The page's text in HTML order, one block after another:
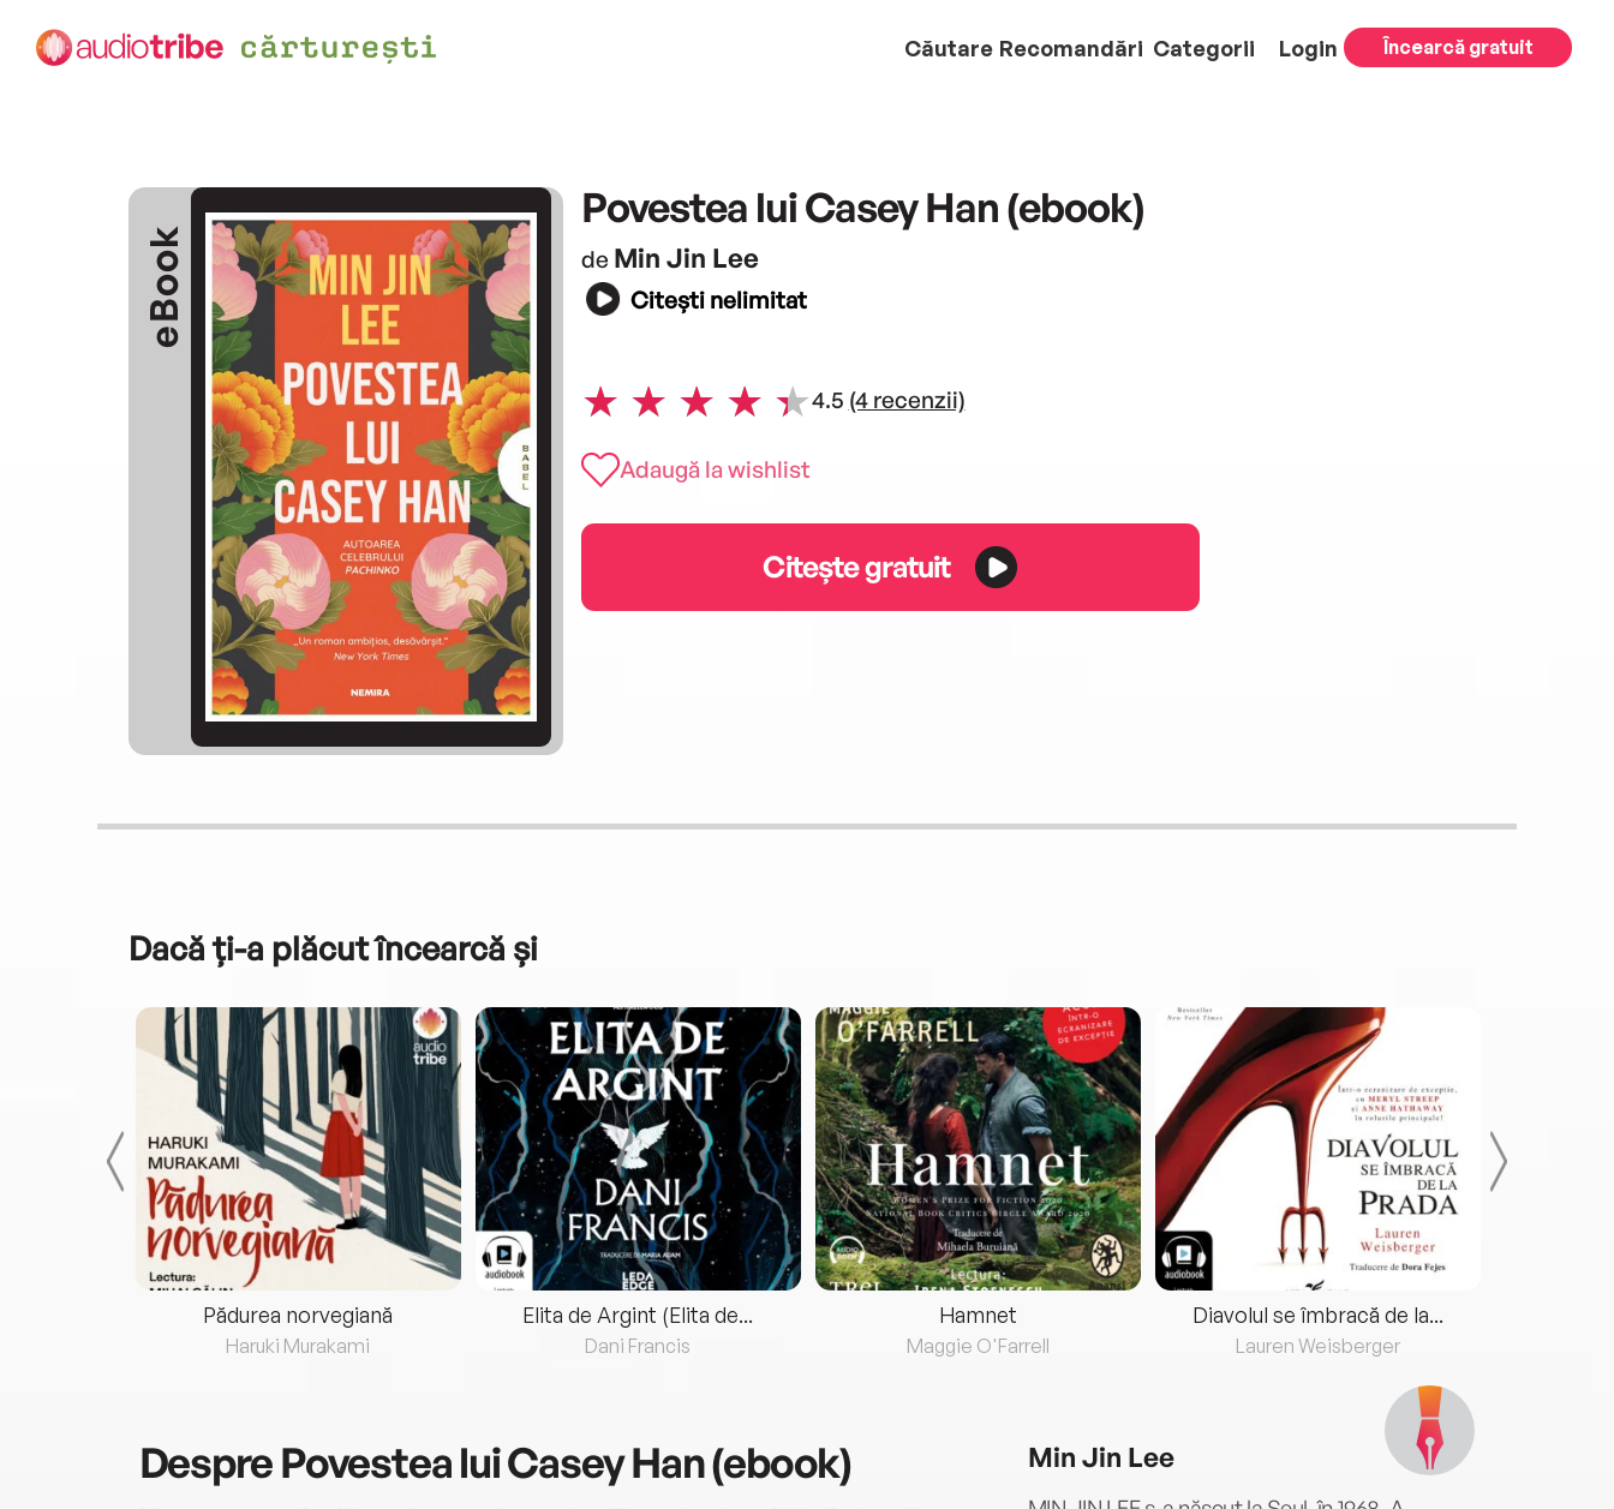
Căutare Recomandări Categorii Login Încearcă gratuit
eBook
Povestea lui Casey Han (ebook)
de Min Jin Lee
Citești nelimitat
4.5 (4 recenzii)
Adaugă la wishlist
Citește gratuit
Dacă ți-a plăcut încearcă și
Pădurea norvegiană
Haruki Murakami
Elita de Argint (Elita de...
Dani Francis
Hamnet
Maggie O'Farrell
Diavolul se îmbracă de la...
Lauren Weisberger
DesprePovestea lui Casey Han (ebook) Min Jin Lee